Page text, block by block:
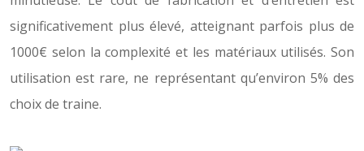
significativement plus élevé, atteignant parfois plus de
1000€ selon la complexité et les matériaux utilisés. Son
utilisation est rare, ne représentant qu’environ 5% des
choix de traine.